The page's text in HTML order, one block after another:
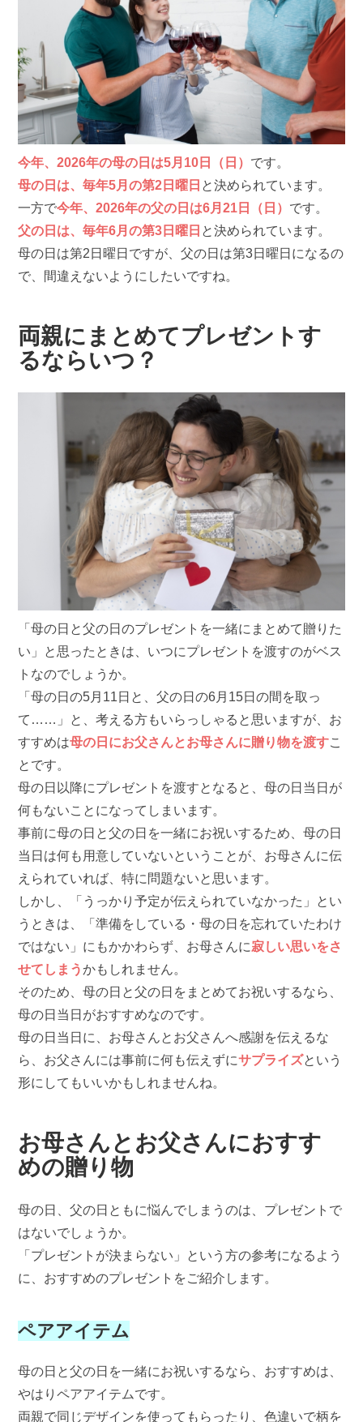
今年、2026年の母の日は5月10日（日） です。
母の日は、毎年5月の第2日曜日 と決められています。
一方で今年、2026年の父の日は6月21日（日） です。
父の日は、毎年6月の第3日曜日 と決められています。
母の日は第2日曜日ですが、父の日は第3日曜日になるの
で、間違えないようにしたいですね。
両親にまとめてプレゼントす
るならいつ？
「母の日と父の日のプレゼントを一緒にまとめて贈りた
い」と思ったときは、いつにプレゼントを渡すのがベス
トなのでしょうか。
「母の日の5月11日と、父の日の6月15日の間を取っ
て……」と、考える方もいらっしゃると思いますが、お
すすめは母の日にお父さんとお母さんに贈り物を渡すこ
とです。
母の日以降にプレゼントを渡すとなると、母の日当日が
何もないことになってしまいます。
事前に母の日と父の日を一緒にお祝いするため、母の日
当日は何も用意していないということが、お母さんに伝
えられていれば、特に問題ないと思います。
しかし、「うっかり予定が伝えられていなかった」とい
うときは、「準備をしている・母の日を忘れていたわけ
ではない」にもかかわらず、お母さんに寂しい思いをさ
せてしまうかもしれません。
そのため、母の日と父の日をまとめてお祝いするなら、
母の日当日がおすすめなのです。
母の日当日に、お母さんとお父さんへ感謝を伝えるな
ら、お父さんには事前に何も伝えずにサプライズという
形にしてもいいかもしれませんね。
お母さんとお父さんにおすす
めの贈り物
母の日、父の日ともに悩んでしまうのは、プレゼントで
はないでしょうか。
「プレゼントが決まらない」という方の参考になるよう
に、おすすめのプレゼントをご紹介します。
ペアアイテム
母の日と父の日を一緒にお祝いするなら、おすすめは、
やはりペアアイテムです。
両親で同じデザインを使ってもらったり、色違いで柄を